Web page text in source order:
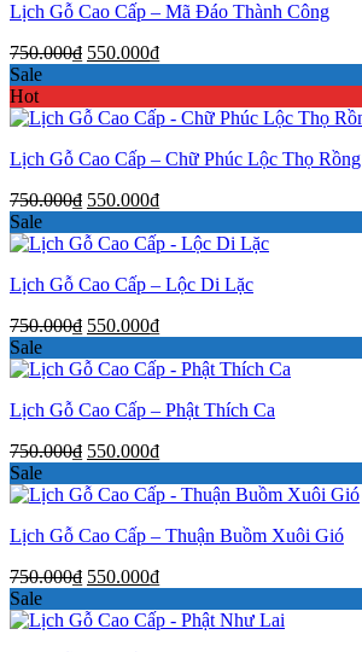
550.000₫.
Lịch Gỗ Cao Cấp – Mã Đáo Thành Công
750.000₫ Giá
750.000₫.
550.000₫Giá
là:
Sale
Hot
Lịch Gỗ Cao Cấp – Chữ Phúc Lộc Thọ Rồng
750.000₫ Giá
là:
550.000₫Giá
tại
550.000₫.
Sale
Lịch Gỗ Cao Cấp – Lộc Di Lặc
750.000₫ Giá
là:
550.000₫Giá
tại
550.000₫.
Sale
Lịch Gỗ Cao Cấp – Phật Thích Ca
750.000₫ Giá
là:
550.000₫Giá
tại
550.000₫.
Sale
Lịch Gỗ Cao Cấp – Thuận Buồm Xuôi Gió
750.000₫ Giá
là:
550.000₫Giá
tại
Sale